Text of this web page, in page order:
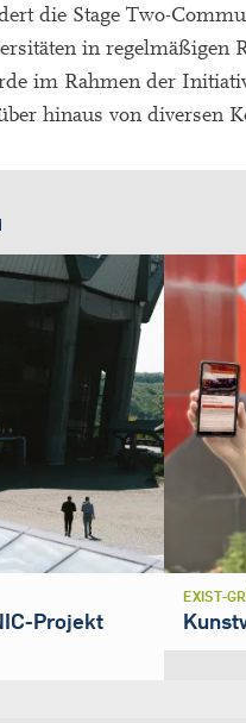
die Stage Two-
in regelmäßigen
im Rahmen der
hinaus von diversen
Projekt
EXIST-